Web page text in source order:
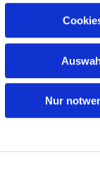
Nur
A II, Stb: II.